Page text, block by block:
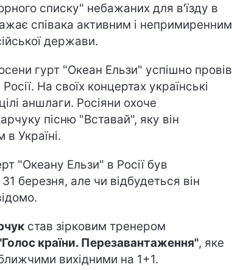
списку" небажаних для в'їзду в
співака активним і непримиренним
держави.
гурт "Океан Ельзи" успішно провів
На своїх концертах українські
аншлаги. Росіяни охоче
пісню "Вставай", яку він
в Україні.
"Океану Ельзи" в Росії був
березня, але чи відбудеться він
став зірковим тренером
країни. Перезавантаження", яке
вихідними на 1+1.